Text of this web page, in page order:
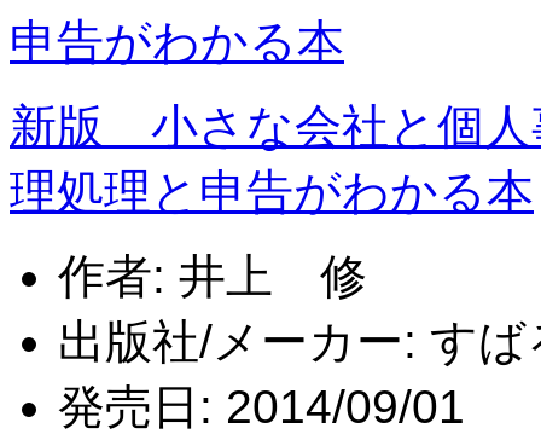
新版 小さな会社と個
理処理と申告がわかる本
作者: 井上 修
出版社/メーカー: すば
発売日: 2014/09/01